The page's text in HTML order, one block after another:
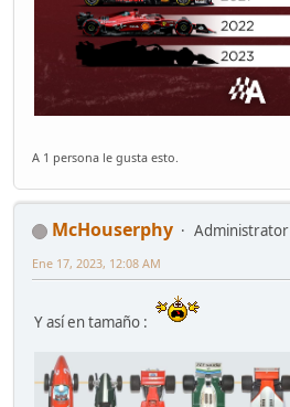
A 1 persona le gusta esto.
McHouserphy
Administrator
Ene 17, 2023, 12:08 AM
Y así en tamaño :